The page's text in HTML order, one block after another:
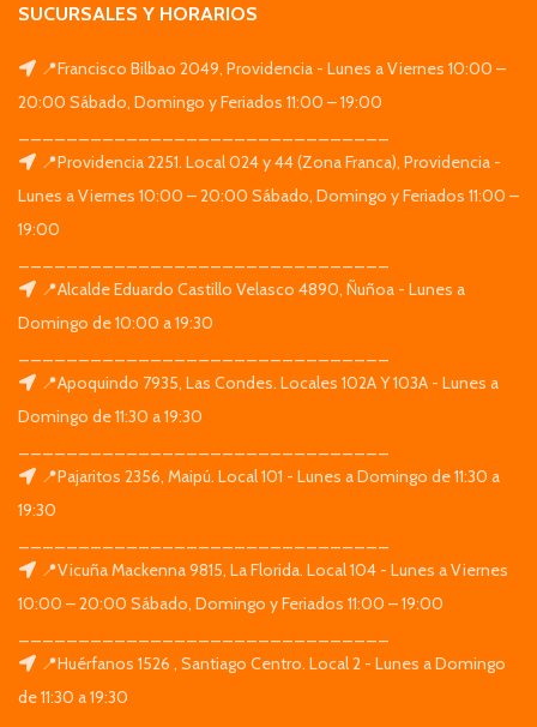
SUCURSALES Y HORARIOS
📍Francisco Bilbao 2049, Providencia - Lunes a Viernes 10:00 –
20:00 Sábado, Domingo y Feriados 11:00 – 19:00
📍Providencia 2251. Local 024 y 44 (Zona Franca), Providencia -
Lunes a Viernes 10:00 – 20:00 Sábado, Domingo y Feriados 11:00 –
19:00
📍Alcalde Eduardo Castillo Velasco 4890, Ñuñoa - Lunes a
Domingo de 10:00 a 19:30
📍Apoquindo 7935, Las Condes. Locales 102A Y 103A - Lunes a
Domingo de 11:30 a 19:30
📍Pajaritos 2356, Maipú. Local 101 - Lunes a Domingo de 11:30 a
19:30
📍Vicuña Mackenna 9815, La Florida. Local 104 - Lunes a Viernes
10:00 – 20:00 Sábado, Domingo y Feriados 11:00 – 19:00
📍Huérfanos 1526 , Santiago Centro. Local 2 - Lunes a Domingo
de 11:30 a 19:30